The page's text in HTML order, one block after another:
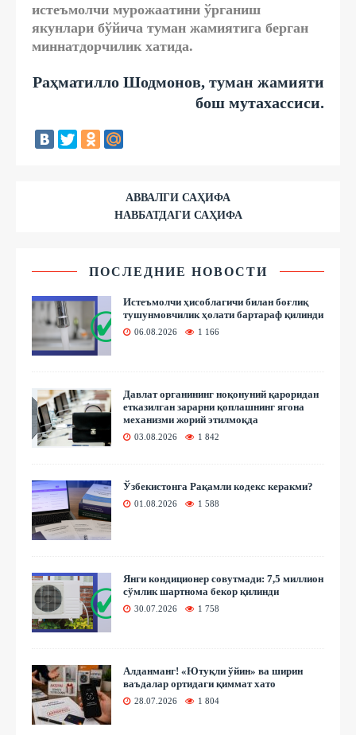
истеъмолчи мурожаатини ўрганиш
якунлари бўйича туман жамиятига берган
миннатдорчилик хатида.
Раҳматилло Шодмонов, туман жамияти
бош мутахассиси.
АВВАЛГИ САҲИФА
НАВБАТДАГИ САҲИФА
ПОСЛЕДНИЕ НОВОСТИ
Истеъмолчи ҳисоблагичи билан боғлиқ
тушунмовчилик ҳолати бартараф қилинди
06.08.2026 1 166
Давлат органининг ноқонуний қароридан
етказилган зарарни қоплашнинг ягона
механизми жорий этилмоқда
03.08.2026 1 842
Ўзбекистонга Рақамли кодекс керакми?
01.08.2026 1 588
Янги кондиционер совутмади: 7,5 миллион
сўмлик шартнома бекор қилинди
30.07.2026 1 758
Алданманг! «Ютуқли ўйин» ва ширин
ваъдалар ортидаги қиммат хато
28.07.2026 1 804